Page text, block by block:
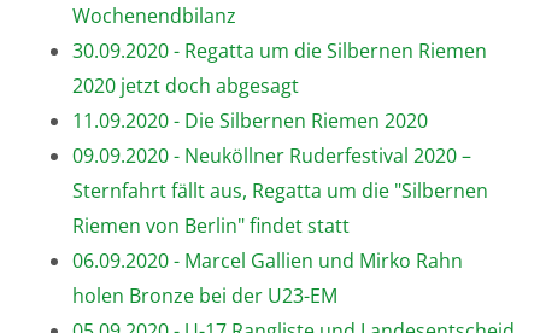
Wochenendbilanz
30.09.2020 - Regatta um die Silbernen Riemen
2020 jetzt doch abgesagt
11.09.2020 - Die Silbernen Riemen 2020
09.09.2020 - Neuköllner Ruderfestival 2020 –
Sternfahrt fällt aus, Regatta um die "Silbernen
Riemen von Berlin" findet statt
06.09.2020 - Marcel Gallien und Mirko Rahn
holen Bronze bei der U23-EM